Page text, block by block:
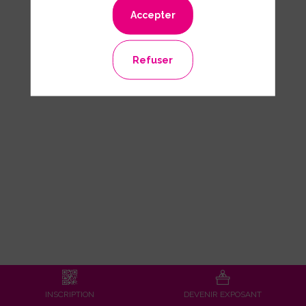
*Champs obligatoires
INSCRIPTION DEVENIR EXPOSANT
Accepter
Refuser